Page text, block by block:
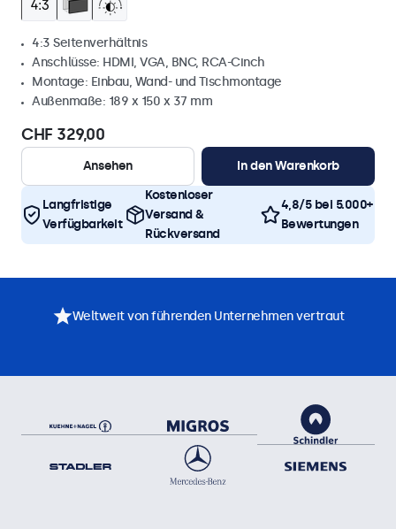
4:3 Seitenverhältnis
Anschlüsse: HDMI, VGA, BNC, RCA-Cinch
Montage: Einbau, Wand- und Tischmontage
Außenmaße: 189 x 150 x 37 mm
CHF 329,00
Ansehen In den Warenkorb
Langfristige
Verfügbarkeit
Kostenloser
Versand &
Rückversand
4,8/5 bei 5.000+
Bewertungen
Weltweit von führenden Unternehmen vertraut